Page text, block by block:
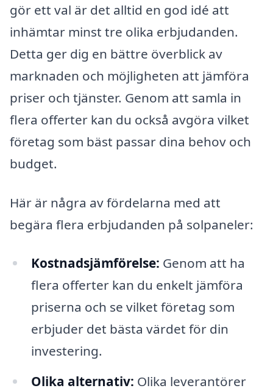
gör ett val är det alltid en god idé att
inhämtar minst tre olika erbjudanden.
Detta ger dig en bättre överblick av
marknaden och möjligheten att jämföra
priser och tjänster. Genom att samla in
flera offerter kan du också avgöra vilket
företag som bäst passar dina behov och
budget.
Här är några av fördelarna med att
begära flera erbjudanden på solpaneler:
Kostnadsjämförelse: Genom att ha
flera offerter kan du enkelt jämföra
priserna och se vilket företag som
erbjuder det bästa värdet för din
investering.
Olika alternativ: Olika leverantörer